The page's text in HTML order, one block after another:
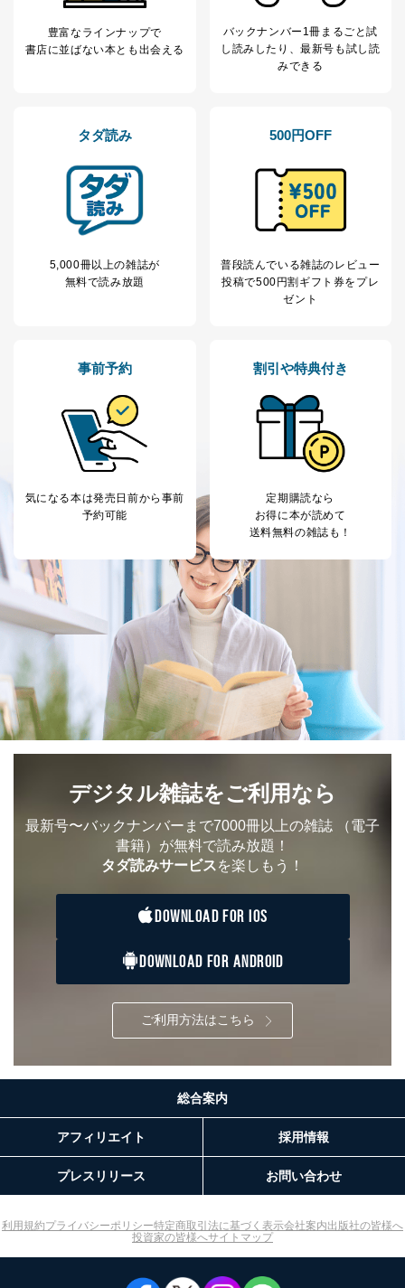
苦情及び相談受付け窓口
貴殿の個人情報及び当社の個人情報保護マネジメントシ
ステムに関するご相談及び苦情については以下までご連
株式会社富士山マガジンサービス 個人情報問い合わせ
TEL：0570-200-223
FAX：03-5459-7073
e-mail：cs@fujisan.co.jp
改訂：2025年2月20日
株式会社富士山マガジンサービス
代表取締役会長 西野 伸一郎
護管理者の責任のもと、個人情報を取得・アクセス・利
用・提供・管理いたします。
東京都渋谷区南平台町16-11
株式会社富士山マガジンサービス
代表取締役会長 西野 伸一郎
個人情報保護管理者: 経営管理グループディレクター 前
田 嘉也
２．利用目的
当社が取り扱う開示対象個人情報の利用目的は次のとお
りです。
No
個人情報の種類 利用目的
当社の定期購読サ
ービス等をご利用
購入商品の配送のため
商品代金回収のため
ｅメール等による商品、サービ
ス、キャンペーン等の広告の案内
のため
個人が特定できない形で取得した
閲覧履歴や購買履歴等の情報を分
応じた新商品・サービスに関する
広告のため
当社にお問合わせ
いただいた方の個
お問い合わせ対応、トラブル対
処、オペレーター教育など応対品
質向上のため
3
カスタマーQ＆Aサイトの投稿内容
の確認のため
ｅメール等によるカスタマーQ＆A
ｅメール等による商品、サービ
採用応募者の方の
採用選考、ご連絡のため
人情報
め
により当社の
定期購読サービス
等をご利用の方の
個人情報
提携企業及びお客様がご購入され
た商品の発売元企業からのｅメー
サービス、キャンペーン等の広告
に関するご案内のため
SNS公式アカウン
お問い合わせ対応、トラブル対
処、オペレーター教育など応対品
質向上のため
その他当社のプライバシーポリシ
豊富なラインナップで
書店に並ばない本とも出会える
バックナンバー1冊まるごと試
し読み したり、最新号も試し読
みできる
タダ読み
5,000冊以上の雑誌が
無料で読み放題
500円OFF
普段読んでいる雑誌のレビュー
投稿で500円割ギフト券をプレ
ゼント
事前予約
気になる本は発売日前から事前
予約可能
割引や特典付き
定期購読なら
お得に本が読めて
送料無料の雑誌も！
デジタル雑誌をご利用なら
最新号〜バックナンバーまで7000冊以上の雑誌 （電子
書籍）が無料で読み放題！
タダ読みサービスを楽しもう！
DOWNLOAD FOR IOS
DOWNLOAD FOR ANDROID
ご利用方法はこちら
総合案内
アフィリエイト 採用情報
プレスリリース お問い合わせ
利用規約プライバシーポリシー特定商取引法に基づく表示会社案内出版社の皆様へ
投資家の皆様へサイトマップ